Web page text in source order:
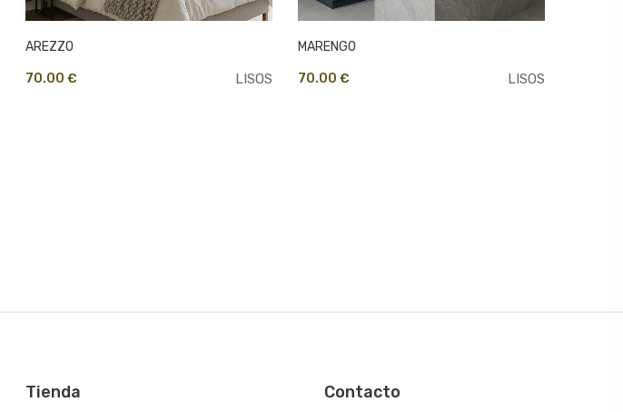
AREZZO
70.00 € LISOS
MARENGO
70.00 € LISOS
Tienda Contacto